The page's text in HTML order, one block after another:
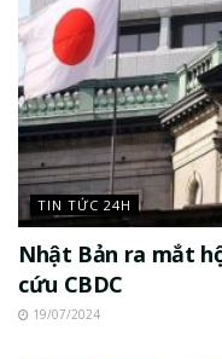
TIN TỨC 24H
Nhật Bản ra mắt
cứu CBDC
19/07/2024